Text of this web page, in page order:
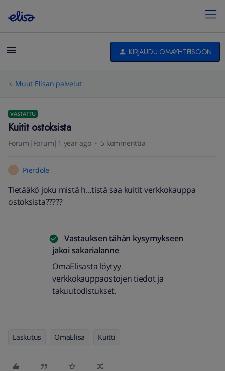
KIRJAUDU OMAYHTEISÖÖN
Muut Elisan palvelut
VASTATTU
Kuitit ostoksista
Forum|Forum|1 year ago 5 kommenttia
P Pierdole
Tietääkö joku mistä h...tistä saa kuitit verkkokauppa
ostoksista?????
Vastauksen tähän kysymykseen
jakoi sakarialanne
OmaElisasta löytyy
verkkokauppaostojen tiedot ja
takuutodistukset.
Laskutus OmaElisa Kuitti